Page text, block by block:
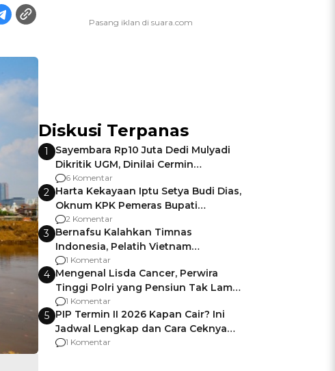
Diskusi Terpanas
1
Sayembara Rp10 Juta Dedi Mulyadi
Dikritik UGM, Dinilai Cermin
Gagalnya Negara Jamin Keamanan
6 Komentar
2 Harta Kekayaan Iptu Setya Budi Dias,
Oknum KPK Pemeras Bupati
Pemalang
2 Komentar
3 Bernafsu Kalahkan Timnas
Indonesia, Pelatih Vietnam
Berencana Pakai Jimat di Pakansari
1 Komentar
4 Mengenal Lisda Cancer, Perwira
Tinggi Polri yang Pensiun Tak Lama
Usai Jadi Brigjen
1 Komentar
5 PIP Termin II 2026 Kapan Cair? Ini
Jadwal Lengkap dan Cara Ceknya
agar Dana Tidak Hangus!
1 Komentar